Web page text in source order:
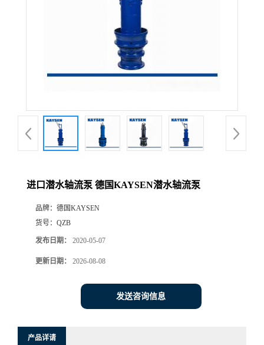
进口潜水轴流泵 德国KAYSEN潜水轴流泵
品牌： 德国KAYSEN
货号： QZB
发布日期： 2020-05-07
更新日期： 2026-08-08
发送咨询信息
产品详请